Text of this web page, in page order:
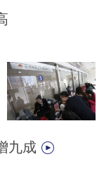
九成